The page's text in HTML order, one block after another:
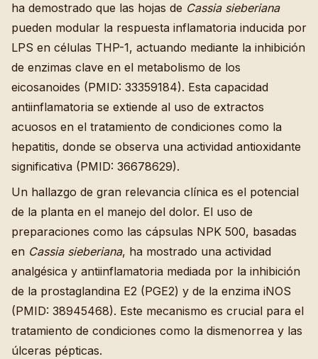
ha demostrado que las hojas de Cassia sieberiana
pueden modular la respuesta inflamatoria inducida por
LPS en células THP-1, actuando mediante la inhibición
de enzimas clave en el metabolismo de los
eicosanoides (PMID: 33359184). Esta capacidad
antiinflamatoria se extiende al uso de extractos
acuosos en el tratamiento de condiciones como la
hepatitis, donde se observa una actividad antioxidante
significativa (PMID: 36678629).
Un hallazgo de gran relevancia clínica es el potencial
de la planta en el manejo del dolor. El uso de
preparaciones como las cápsulas NPK 500, basadas
en Cassia sieberiana, ha mostrado una actividad
analgésica y antiinflamatoria mediada por la inhibición
de la prostaglandina E2 (PGE2) y de la enzima iNOS
(PMID: 38945468). Este mecanismo es crucial para el
tratamiento de condiciones como la dismenorrea y las
úlceras pépticas.